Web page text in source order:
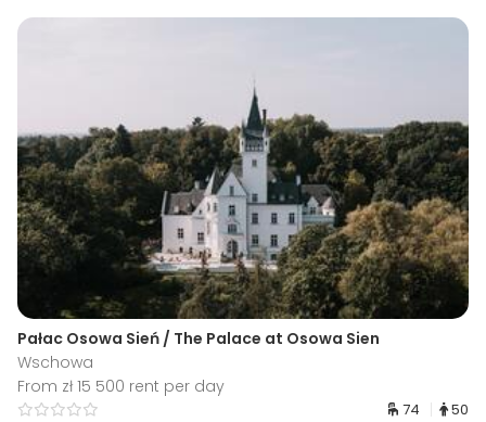
Pałac Osowa Sień / The Palace at Osowa Sien
Wschowa
From zł 15 500 rent per day
74 50